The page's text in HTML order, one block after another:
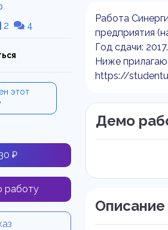
2 4
этот
₽
работу
Работа
предприятия
Год сдачи:
Ниже прилагаю
https://
Демо